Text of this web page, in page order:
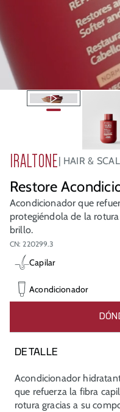
IRALTONE HAIR &
Restore
Acondicionador que
protegiéndola de la
brillo.
CN: 220299.3
Capilar
Acondicionador
DETALLE
Acondicionador
que refuerza la fibra
rotura gracias a su